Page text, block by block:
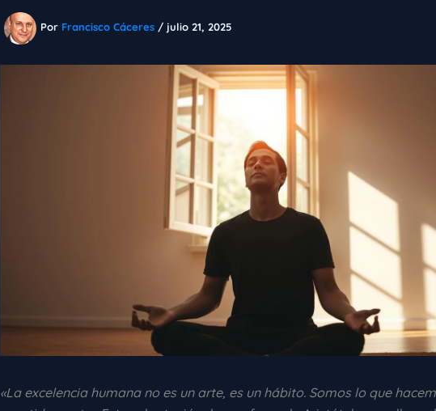
Por Francisco Cáceres / julio 21, 2025
«La excelencia humana no es un arte, es un hábito. Somos lo que